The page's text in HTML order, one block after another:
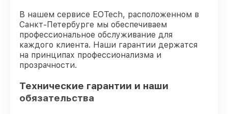
В нашем сервисе EOTech, расположенном в
Санкт-Петербурге мы обеспечиваем
профессиональное обслуживание для
каждого клиента. Наши гарантии держатся
на принципах профессионализма и
прозрачности.
Технические гарантии и наши
обязательства